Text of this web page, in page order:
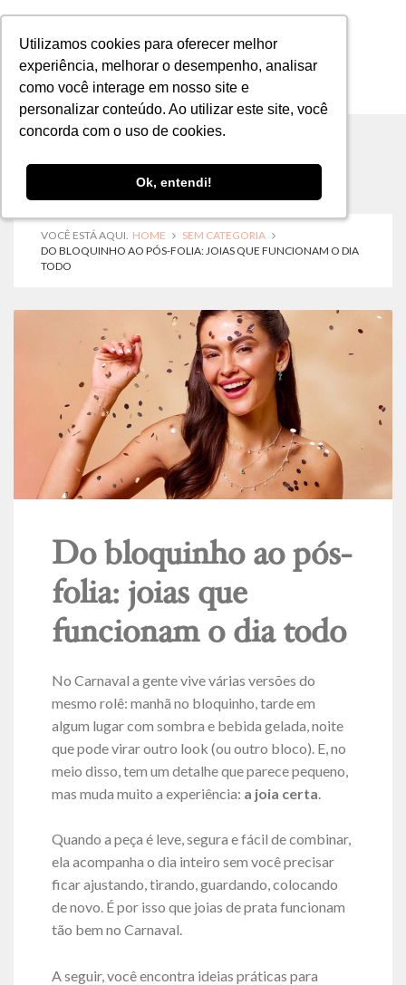
Utilizamos cookies para oferecer melhor
experiência, melhorar o desempenho, analisar
como você interage em nosso site e
personalizar conteúdo. Ao utilizar este site, você
concorda com o uso de cookies.
Ok, entendi!
Utilizamos cookies para oferecer melhor
experiência, melhorar o desempenho, analisar
como você interage em nosso site e
personalizar conteúdo. Ao utilizar este site, você
concorda com o uso de cookies.
Ok, entendi!
MENU
VOCÊ ESTÁ AQUI. HOME
SEM CATEGORIA
DO BLOQUINHO AO PÓS-FOLIA: JOIAS QUE FUNCIONAM O DIA
TODO
Do bloquinho ao pós-
folia: joias que
funcionam o dia todo
No Carnaval a gente vive várias versões do
mesmo rolê: manhã no bloquinho, tarde em
algum lugar com sombra e bebida gelada, noite
que pode virar outro look (ou outro bloco). E, no
meio disso, tem um detalhe que parece pequeno,
mas muda muito a experiência: a joia certa
Quando a peça é leve, segura e fácil de combinar,
ela acompanha o dia inteiro sem você precisar
ficar ajustando, tirando, guardando, colocando
de novo. É por isso que joias de prata funcionam
tão bem no Carnaval.
A seguir, você encontra ideias práticas para